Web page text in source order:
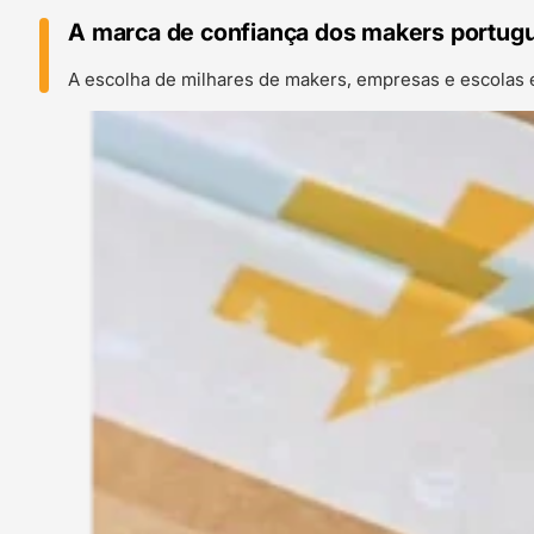
A marca de confiança dos makers
A escolha de milhares de makers, empresas e escolas